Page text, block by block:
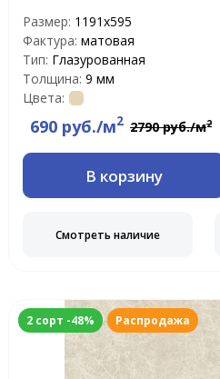
Размер: 1191x595
Фактура: матовая
Тип: Глазурованная
Толщина: 9 мм
Цвета:
690 руб./м2 2790 руб./м2
В корзину
Смотреть наличие
2 сорт -48% Распродажа